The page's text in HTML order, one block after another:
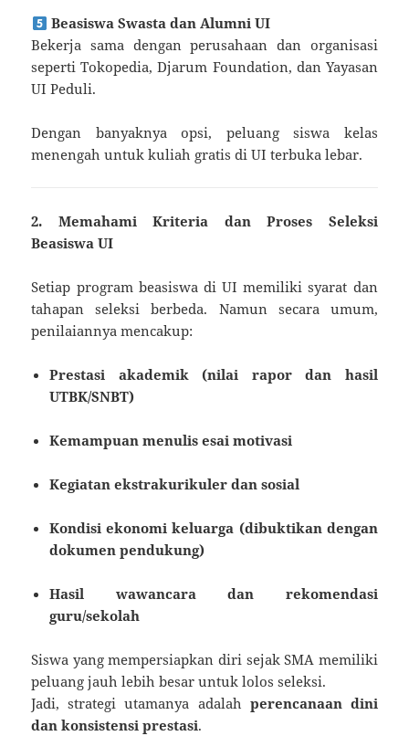
Beasiswa Swasta dan Alumni UI
Bekerja sama dengan perusahaan dan organisasi
seperti Tokopedia, Djarum Foundation, dan Yayasan
UI Peduli.
Dengan banyaknya opsi, peluang siswa kelas
menengah untuk kuliah gratis di UI terbuka lebar.
2. Memahami Kriteria dan Proses Seleksi
Beasiswa UI
Setiap program beasiswa di UI memiliki syarat dan
tahapan seleksi berbeda. Namun secara umum,
penilaiannya mencakup:
Prestasi akademik (nilai rapor dan hasil
UTBK/SNBT)
Kemampuan menulis esai motivasi
Kegiatan ekstrakurikuler dan sosial
Kondisi ekonomi keluarga (dibuktikan dengan
dokumen pendukung)
Hasil wawancara dan rekomendasi
guru/sekolah
Siswa yang mempersiapkan diri sejak SMA memiliki
peluang jauh lebih besar untuk lolos seleksi.
Jadi, strategi utamanya adalah perencanaan dini
dan konsistensi prestasi.